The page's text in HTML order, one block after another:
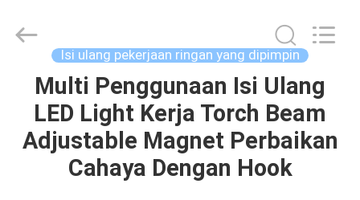
RUMAH
PRODUK
International
Trade
Isi ulang pekerjaan ringan yang dipimpin
Multi Penggunaan Isi Ulang
LED Light Kerja Torch Beam
Adjustable Magnet Perbaikan
Cahaya Dengan Hook